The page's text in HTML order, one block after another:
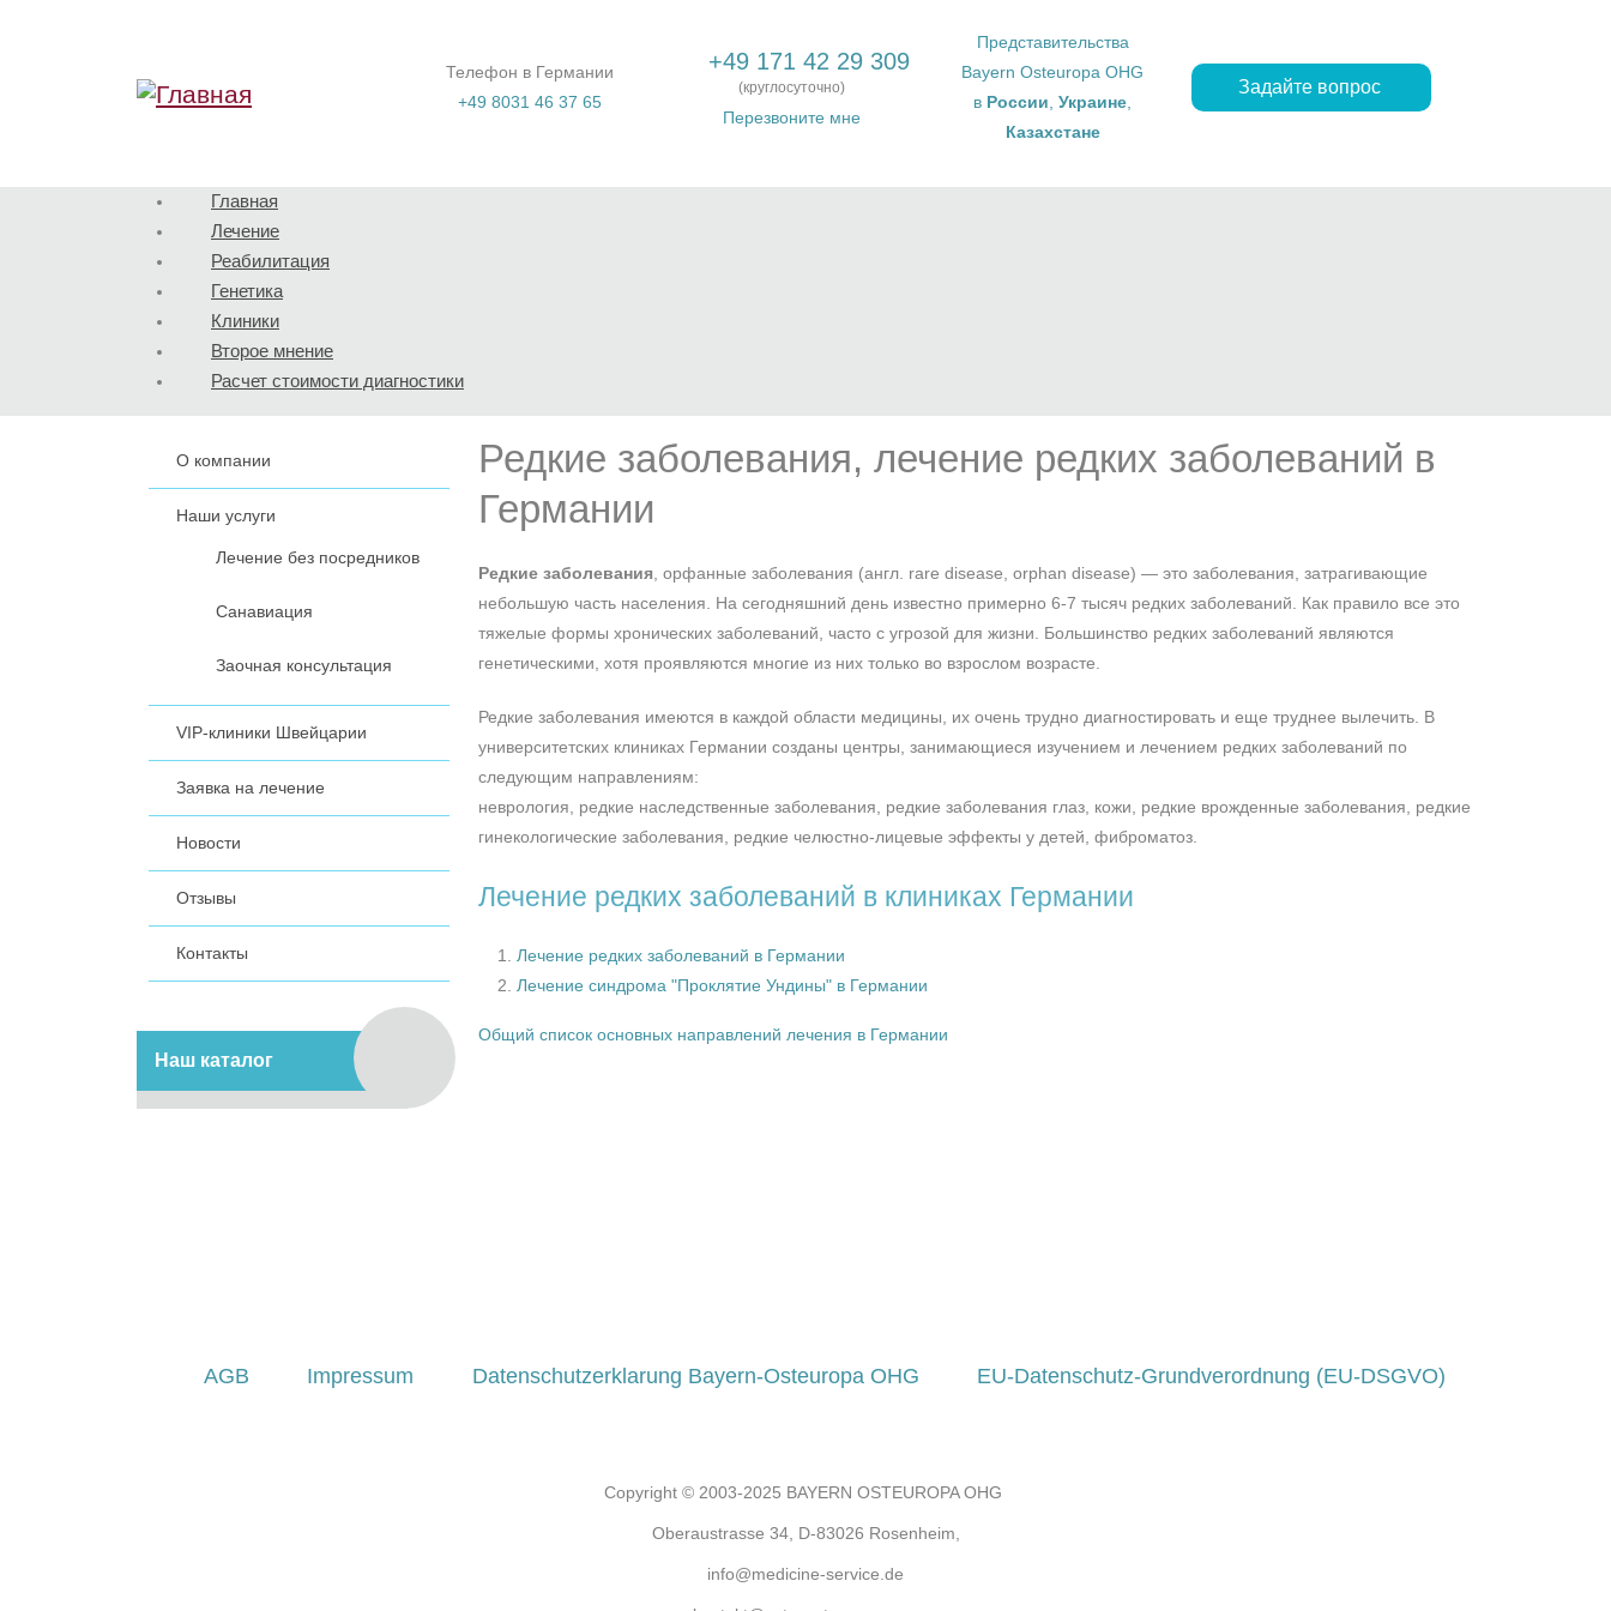
Телефон в Германии
+49 8031 46 37 65
+49 171 42 29 309
(круглосуточно)
Перезвоните мне
Представительства
Bayern Osteuropa OHG
в России ,Украине
Казахстане
Задайте вопрос
Главная
Лечение
Реабилитация
Генетика
Клиники
Второе мнение
Расчет стоимости диагностики
О компании
Наши услуги
Лечение без посредников
Санавиация
Заочная консультация
VIP-клиники Швейцарии
Заявка на лечение
Новости
Отзывы
Контакты
Наш каталог
Редкие заболевания, лечение редких заболеваний в
Германии
Редкие заболевания , орфанные заболевания (англ. rare disease, orphan disease) — это заболевания, затрагивающие
небольшую часть населения. На сегодняшний день известно примерно 6-7 тысяч редких заболеваний. Как правило все это
тяжелые формы хронических заболеваний, часто с угрозой для жизни. Большинство редких заболеваний являются
генетическими, хотя проявляются многие из них только во взрослом возрасте.
Редкие заболевания имеются в каждой области медицины, их очень трудно диагностировать и еще труднее вылечить. В
университетских клиниках Германии созданы центры, занимающиеся изучением и лечением редких заболеваний по
следующим направлениям:
неврология, редкие наследственные заболевания, редкие заболевания глаз, кожи, редкие врожденные заболевания, редкие
гинекологические заболевания, редкие челюстно-лицевые эффекты у детей, фиброматоз.
Лечение редких заболеваний в клиниках Германии
Лечение редких заболеваний в Германии
Лечение синдрома "Проклятие Ундины" в Германии
Общий список основных направлений лечения в Германии
AGB Impressum Datenschutzerklarung Bayern-Osteuropa OHG EU-Datenschutz-Grundverordnung (EU-DSGVO)
Copyright © 2003-2025 BAYERN OSTEUROPA OHG
Oberaustrasse 34, D-83026 Rosenheim,
info@medicine-service.de